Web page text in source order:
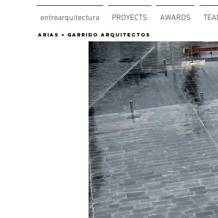
entrearquitectura PROYECTS AWARDS
arias + garrido arquitectos